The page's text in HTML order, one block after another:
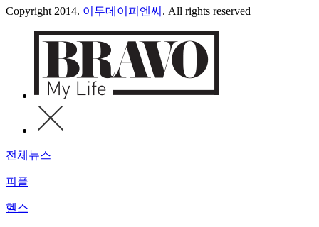
Copyright 2014. 이투데이피엔씨 . All rights reserved
전체뉴스
피플
헬스